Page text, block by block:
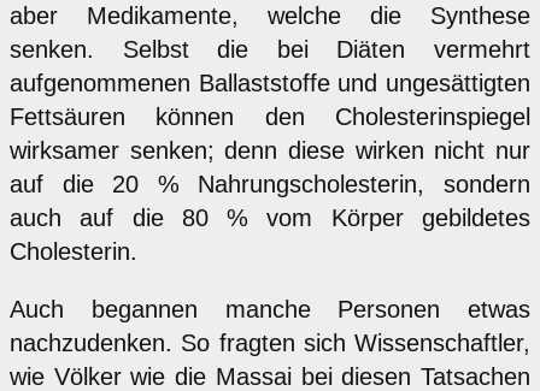
aber Medikamente, welche die Synthese
senken. Selbst die bei Diäten vermehrt
aufgenommenen Ballaststoffe und ungesättigten
Fettsäuren können den Cholesterinspiegel
wirksamer senken; denn diese wirken nicht nur
auf die 20 % Nahrungscholesterin, sondern
auch auf die 80 % vom Körper gebildetes
Cholesterin.
Auch begannen manche Personen etwas
nachzudenken. So fragten sich Wissenschaftler,
wie Völker wie die Massai bei diesen Tatsachen